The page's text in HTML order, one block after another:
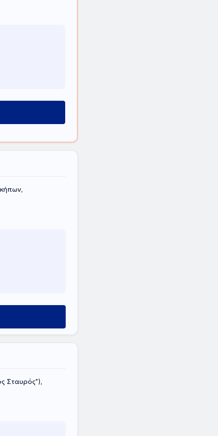
Σταυρός"),